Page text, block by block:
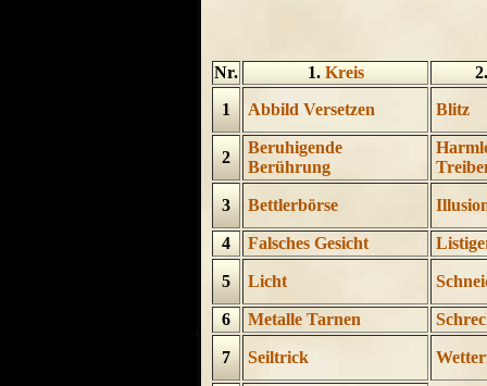
Nr. 1. Kreis
1
Abbild Versetzen Blitz
2
Beruhigende
Berührung
3 Bettlerbörse
4 Falsches Gesicht
5 Licht
6 Metalle Tarnen
7 Seiltrick